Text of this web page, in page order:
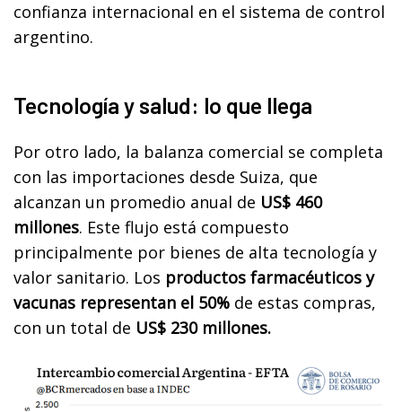
confianza internacional en el sistema de control
argentino.
Tecnología y salud: lo que llega
Por otro lado, la balanza comercial se completa
con las importaciones desde Suiza, que
alcanzan un promedio anual de US$ 460
millones. Este flujo está compuesto
principalmente por bienes de alta tecnología y
valor sanitario. Los productos farmacéuticos y
vacunas representan el 50% de estas compras,
con un total de US$ 230 millones.